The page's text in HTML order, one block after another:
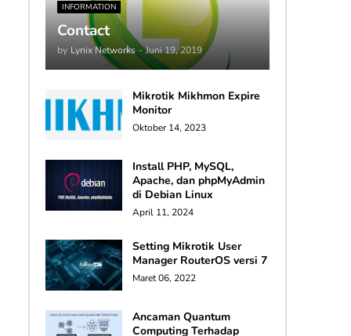
INFORMATION
Contact
by Lynix Networks - Juni 19, 2019
Mikrotik Mikhmon Expire
Monitor
Oktober 14, 2023
Install PHP, MySQL,
Apache, dan phpMyAdmin
di Debian Linux
April 11, 2024
Setting Mikrotik User
Manager RouterOS versi 7
Maret 06, 2022
Ancaman Quantum
Computing Terhadap